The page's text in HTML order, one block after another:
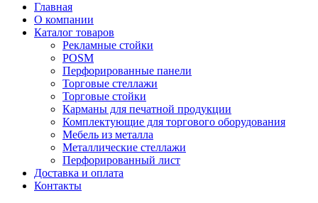
Главная
О компании
Каталог товаров
Рекламные стойки
POSM
Перфорированные панели
Торговые стеллажи
Торговые стойки
Карманы для печатной продукции
Комплектующие для торгового оборудования
Мебель из металла
Металлические стеллажи
Перфорированный лист
Доставка и оплата
Контакты